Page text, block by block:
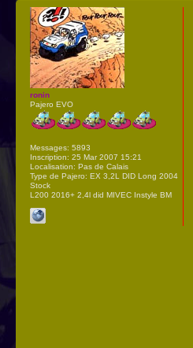
ronin
Pajero EVO
Messages: 5893
Inscription: 25 Mar 2007 15:21
Localisation: Pas de Calais
Type de Pajero: EX 3,2L DID Long 2004
Stock
L200 2016+ 2,4l did MIVEC Instyle BM